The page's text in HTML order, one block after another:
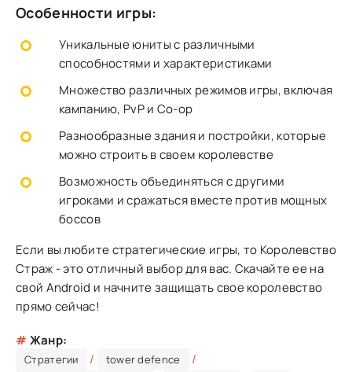
Особенности игры:
Уникальные юниты с различными
способностями и характеристиками
Множество различных режимов игры, включая
кампанию, PvP и Co-op
Разнообразные здания и постройки, которые
можно строить в своем королевстве
Возможность объединяться с другими
игроками и сражаться вместе против мощных
боссов
Если вы любите стратегические игры, то Королевство
Страж - это отличный выбор для вас. Скачайте ее на
свой Android и начните защищать свое королевство
прямо сейчас!
# Жанр:
Стратегии / tower defence /